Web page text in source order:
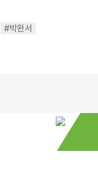
#박완서